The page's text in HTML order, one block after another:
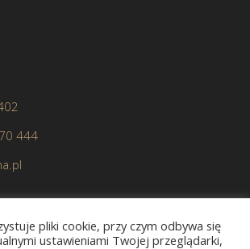
444
pliki cookie, przy czym odbywa się
ustawieniami Twojej przeglądarki,